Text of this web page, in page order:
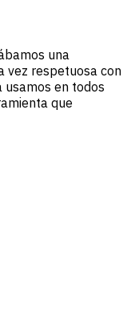
una
vez respetuosa con
en todos
que